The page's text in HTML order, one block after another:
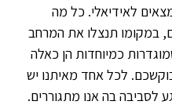
לאידיאלי. כל מה
במקומו תנצלו את המרחב
כמיוחדות הן כאלה
לכל אחד מאיתנו יש
לסביבה בה אנו מתגוררים.